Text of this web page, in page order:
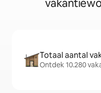
Totaal aantal
Ontdek 10.280